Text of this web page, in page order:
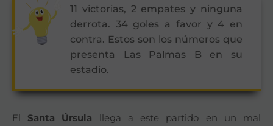
11 victorias, 2 empates y ninguna
derrota. 34 goles a favor y 4 en
contra. Estos son los números que
presenta Las Palmas B en su
estadio.
El Santa Úrsula llega a este partido en un mal